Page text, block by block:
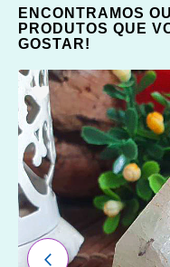
ENCONTRAMOS
PRODUTOS QUE
GOSTAR!
ADICIONAR
FAVORITOS
ANTERIOR